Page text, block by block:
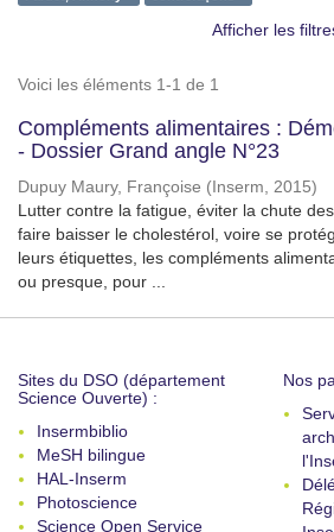
Afficher les
Voici les éléments 1-1 de 1
Compléments alimentaires :
- Dossier Grand angle N°23
Dupuy Maury, Françoise ( Inserm, 2015)
Lutter contre la fatigue, éviter la chute
faire baisser le cholestérol, voire se
leurs étiquettes, les compléments
ou presque, pour ...
Sites du DSO (département
Science Ouverte) :
Insermbiblio
MeSH bilingue
HAL-Inserm
Photoscience
Science Open Service
Nos